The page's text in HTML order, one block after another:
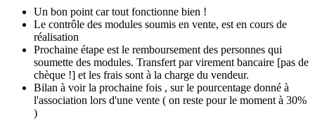
Un bon point car tout fonctionne bien !
Le contrôle des modules soumis en vente, est en cours de
réalisation
Prochaine étape est le remboursement des personnes qui
soumette des modules. Transfert par virement bancaire [pas de
chèque !] et les frais sont à la charge du vendeur.
Bilan à voir la prochaine fois , sur le pourcentage donné à
l'association lors d'une vente ( on reste pour le moment à 30%
)